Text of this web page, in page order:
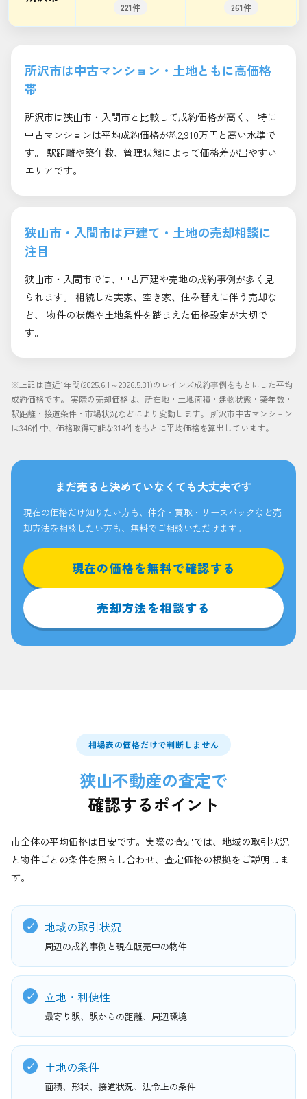
221件 261件
所沢市は中古マンション・土地ともに高価格
帯
所沢市は狭山市・入間市と比較して成約価格が高く、 特に
中古マンションは平均成約価格が約2,910万円と高い水準で
す。 駅距離や築年数、管理状態によって価格差が出やすい
エリアです。
狭山市・入間市は戸建て・土地の売却相談に
注目
狭山市・入間市では、中古戸建や売地の成約事例が多く見
られます。 相続した実家、空き家、住み替えに伴う売却な
ど、 物件の状態や土地条件を踏まえた価格設定が大切で
す。
※上記は直近1年間(2025.6.1～2026.5.31)のレインズ成約事例をもとにした平均
成約価格です。 実際の売却価格は、所在地・土地面積・建物状態・築年数・
駅距離・接道条件・市場状況などにより変動します。 所沢市中古マンション
は346件中、価格取得可能な314件をもとに平均価格を算出しています。
まだ売ると決めていなくても大丈夫です
現在の価格だけ知りたい方も、仲介・買取・リースバックなど売
却方法を相談したい方も、無料でご相談いただけます。
現在の価格を無料で確認する
売却方法を相談する
相場表の価格だけで判断しません
狭山不動産の査定で
確認するポイント
市全体の平均価格は目安です。実際の査定では、地域の取引状況
と物件ごとの条件を照らし合わせ、査定価格の根拠をご説明しま
す。
地域の取引状況
周辺の成約事例と現在販売中の物件
立地・利便性
最寄り駅、駅からの距離、周辺環境
土地の条件
面積、形状、接道状況、法令上の条件